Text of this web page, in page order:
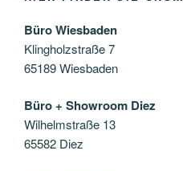
Büro Wiesbaden
Klingholzstraße 7
65189 Wiesbaden
Büro + Showroom Diez
Wilhelmstraße 13
65582 Diez